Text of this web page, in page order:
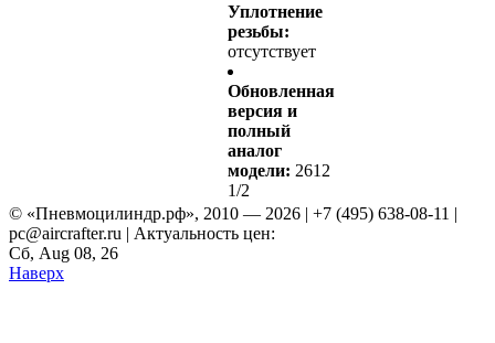
Уплотнение
резьбы:
отсутствует
Обновленная
версия и
полный
аналог
модели: 2612
1/2
© «Пневмоцилиндр.рф», 2010 — 2026 | +7 (495) 638-08-11 |
pc@aircrafter.ru | Актуальность цен:
Сб, Aug 08, 26
Наверх